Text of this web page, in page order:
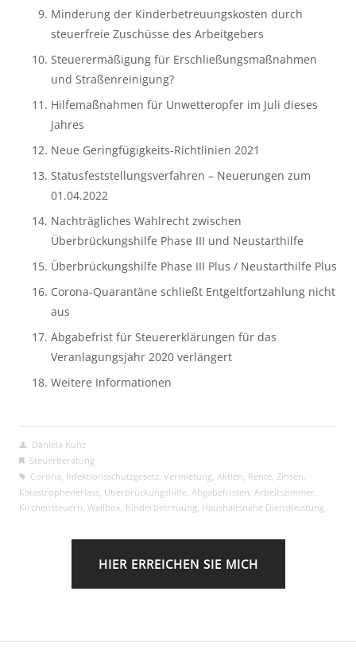
Minderung der Kinderbetreuungskosten durch
steuerfreie Zuschüsse des Arbeitgebers
Steuerermäßigung für Erschließungsmaßnahmen
und Straßenreinigung?
Hilfemaßnahmen für Unwetteropfer im Juli dieses
Jahres
Neue Geringfügigkeits-Richtlinien 2021
Statusfeststellungsverfahren – Neuerungen zum
01.04.2022
Nachträgliches Wahlrecht zwischen
Überbrückungshilfe Phase III und Neustarthilfe
Überbrückungshilfe Phase III Plus / Neustarthilfe Plus
Corona-Quarantäne schließt Entgeltfortzahlung nicht
aus
Abgabefrist für Steuererklärungen für das
Veranlagungsjahr 2020 verlängert
Weitere Informationen
Daniela Kunz
Steuerberatung
Corona Infektionsschutzgesetz, Vermietung Aktien Rente, Zinsen
Katastrophenerlass Überbrückungshilfe Abgabefristen Arbeitszimmer
Kirchensteuern Wallbox Kinderbetreuung Haushaltsnahe Dienstleistung
HIER ERREICHEN SIE MICH